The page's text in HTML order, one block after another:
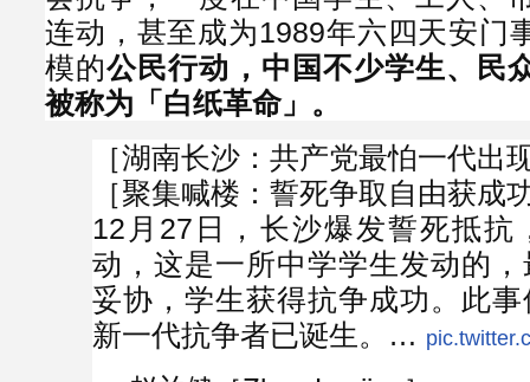
连动，甚至成为1989年六四天安门
模的公民行动，中国不少学生、民
被称为「白纸革命」。
［湖南长沙：共产党最怕一代出
［聚集喊楼：誓死争取自由获成
12月27日，长沙爆发誓死抵抗
动，这是一所中学学生发动的
妥协，学生获得抗争成功。此
新一代抗争者已诞生。…